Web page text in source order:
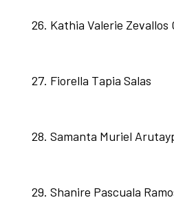
Kathia Valerie Zevallos
Fiorella Tapia Salas
Samanta Muriel
Shanire Pascuala